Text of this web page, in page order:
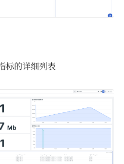
标的详细列表